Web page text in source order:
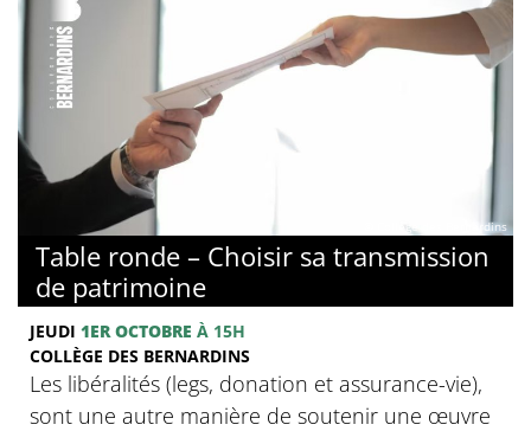
© Collège des Bernardins
Table ronde – Choisir sa transmission
de patrimoine
JEUDI 1ER OCTOBRE À 15H
COLLÈGE DES BERNARDINS
Les libéralités (legs, donation et assurance-vie),
sont une autre manière de soutenir une œuvre